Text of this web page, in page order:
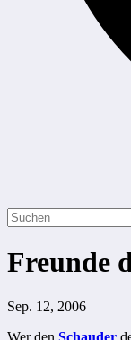
Freunde
Sep. 12, 2006
Wer den Schauder